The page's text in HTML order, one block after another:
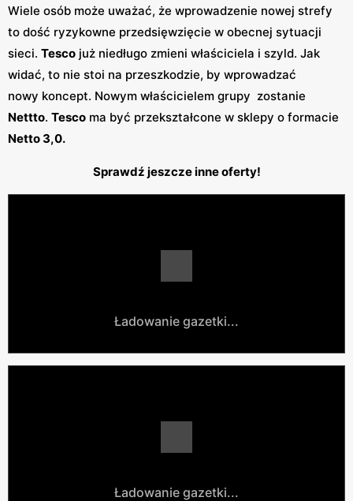
Wiele osób może uważać, że wprowadzenie nowej strefy
to dość ryzykowne przedsięwzięcie w obecnej sytuacji
sieci. Tesco już niedługo zmieni właściciela i szyld. Jak
widać, to nie stoi na przeszkodzie, by wprowadzać
nowy koncept. Nowym właścicielem grupy zostanie
Nettto. Tesco ma być przekształcone w sklepy o formacie
Netto 3,0.
Sprawdź jeszcze inne oferty!
Ładowanie gazetki...
Ładowanie gazetki...